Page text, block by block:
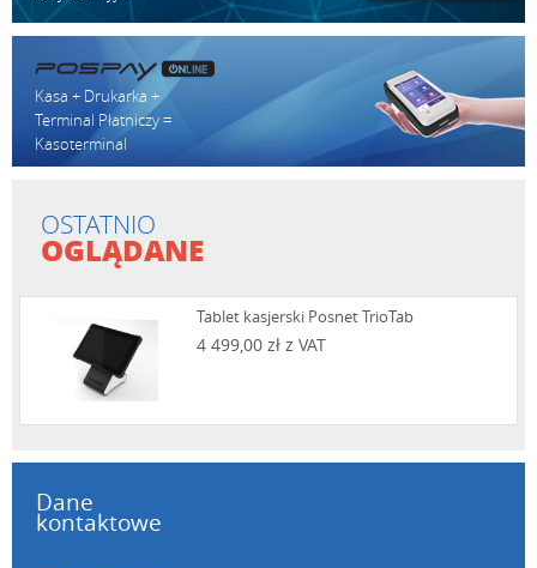
Kasa + Drukarka +
Terminal Płatniczy =
Kasoterminal
OSTATNIO
OGLĄDANE
Tablet kasjerski Posnet TrioTab
4 499,00 zł z VAT
Dane
kontaktowe